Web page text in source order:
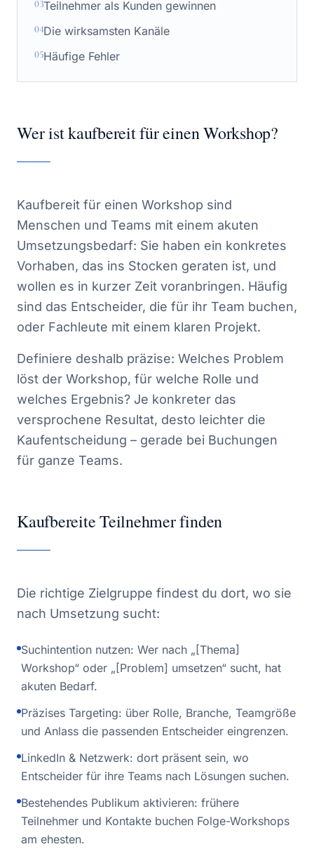
03Teilnehmer als Kunden gewinnen
04Die wirksamsten Kanäle
05Häufige Fehler
Wer ist kaufbereit für einen Workshop?
Kaufbereit für einen Workshop sind
Menschen und Teams mit einem akuten
Umsetzungsbedarf: Sie haben ein konkretes
Vorhaben, das ins Stocken geraten ist, und
wollen es in kurzer Zeit voranbringen. Häufig
sind das Entscheider, die für ihr Team buchen,
oder Fachleute mit einem klaren Projekt.
Definiere deshalb präzise: Welches Problem
löst der Workshop, für welche Rolle und
welches Ergebnis? Je konkreter das
versprochene Resultat, desto leichter die
Kaufentscheidung – gerade bei Buchungen
für ganze Teams.
Kaufbereite Teilnehmer finden
Die richtige Zielgruppe findest du dort, wo sie
nach Umsetzung sucht:
Suchintention nutzen: Wer nach „[Thema]
Workshop“ oder „[Problem] umsetzen“ sucht, hat
akuten Bedarf.
Präzises Targeting: über Rolle, Branche, Teamgröße
und Anlass die passenden Entscheider eingrenzen.
LinkedIn & Netzwerk: dort präsent sein, wo
Entscheider für ihre Teams nach Lösungen suchen.
Bestehendes Publikum aktivieren: frühere
Teilnehmer und Kontakte buchen Folge-Workshops
am ehesten.